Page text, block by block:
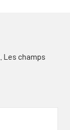
Les champs